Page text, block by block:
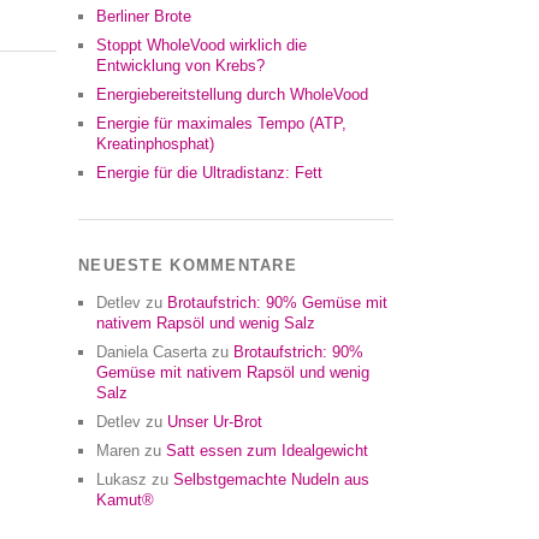
Berliner Brote
Stoppt WholeVood wirklich die
Entwicklung von Krebs?
Energiebereitstellung durch WholeVood
Energie für maximales Tempo (ATP,
Kreatinphosphat)
Energie für die Ultradistanz: Fett
NEUESTE KOMMENTARE
Detlev zu Brotaufstrich: 90% Gemüse mit
nativem Rapsöl und wenig Salz
Daniela Caserta zu Brotaufstrich: 90%
Gemüse mit nativem Rapsöl und wenig
Salz
Detlev zu Unser Ur-Brot
Maren zu Satt essen zum Idealgewicht
Lukasz zu Selbstgemachte Nudeln aus
Kamut®